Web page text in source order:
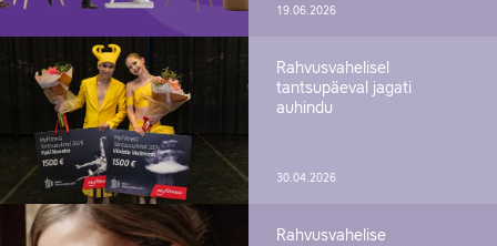
19.06.2026
Rahvusvahelisel
tantsupäeval jagati
auhindu
30.04.2026
Rahvusvahelise